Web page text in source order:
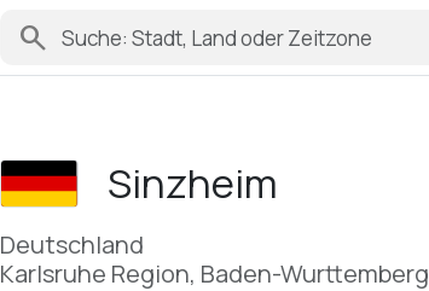
search
Sinzheim
Deutschland
Karlsruhe Region, Baden-Wurttemberg